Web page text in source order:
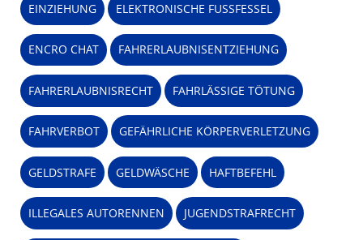
EINZIEHUNG ELEKTRONISCHE FUSSFESSEL
ENCRO CHAT FAHRERLAUBNISENTZIEHUNG
FAHRERLAUBNISRECHT FAHRLÄSSIGE TÖTUNG
FAHRVERBOT GEFÄHRLICHE KÖRPERVERLETZUNG
GELDSTRAFE GELDWÄSCHE HAFTBEFEHL
ILLEGALES AUTORENNEN JUGENDSTRAFRECHT